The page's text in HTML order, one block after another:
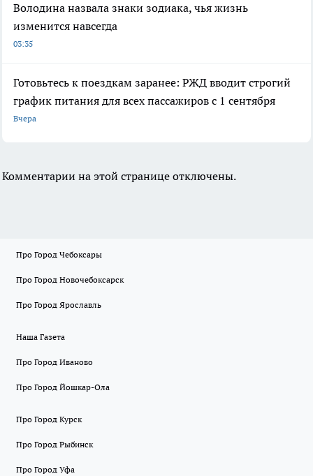
Володина назвала знаки зодиака, чья жизнь
изменится навсегда
03:35
Готовьтесь к поездкам заранее: РЖД вводит строгий
график питания для всех пассажиров с 1 сентября
Вчера
Комментарии на этой странице отключены.
Про Город Чебоксары
Про Город Новочебоксарск
Про Город Ярославль
Наша Газета
Про Город Иваново
Про Город Йошкар-Ола
Про Город Курск
Про Город Рыбинск
Про Город Уфа